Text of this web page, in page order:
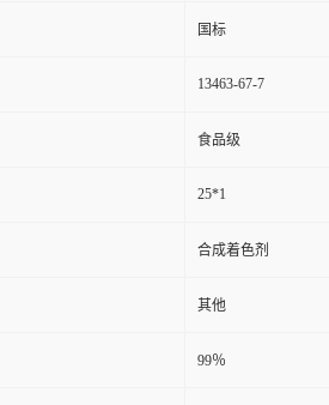
国标
13463-67-7
食品级
25*1
合成着色剂
其他
99％